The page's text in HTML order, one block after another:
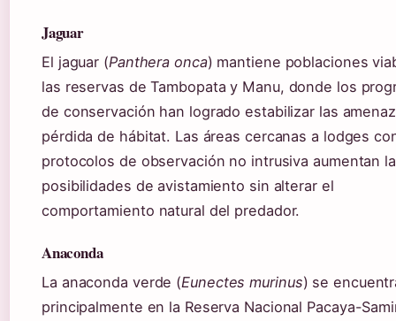
Jaguar
El jaguar (Panthera onca) mantiene poblaciones
las reservas de Tambopata y Manu, donde los
de conservación han logrado estabilizar las
pérdida de hábitat. Las áreas cercanas a lodges
protocolos de observación no intrusiva aumentan
posibilidades de avistamiento sin alterar el
comportamiento natural del predador.
Anaconda
La anaconda verde (Eunectes murinus) se
principalmente en la Reserva Nacional Pacaya-